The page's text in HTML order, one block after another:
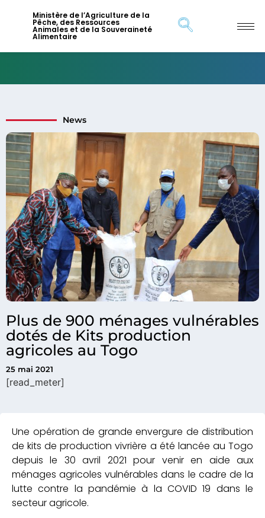
Ministère de l’Agriculture de la
Pêche, des Ressources
Animales et de la Souveraineté
Alimentaire
Plus de 900 ménages vulnérables
dotés de Kits production
agricoles au Togo
25 mai 2021
[read_meter]
News
Une opération de grande envergure de distribution
de kits de production vivrière a été lancée au Togo
depuis le 30 avril 2021 pour venir en aide aux
ménages agricoles vulnérables dans le cadre de la
lutte contre la pandémie à la COVID 19 dans le
secteur agricole.